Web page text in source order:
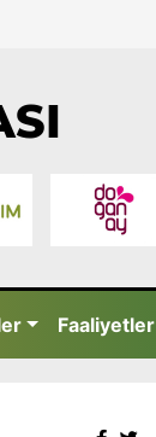
Faaliyetler